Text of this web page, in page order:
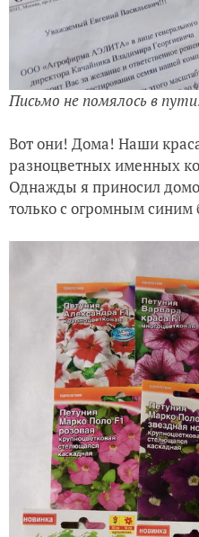
Письмо не помялось в
Вот они! Дома! Наши
разноцветных именных
Однажды я приносил
только с огромным синим